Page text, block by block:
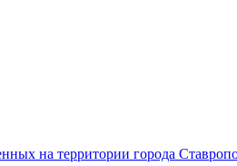
на территории города